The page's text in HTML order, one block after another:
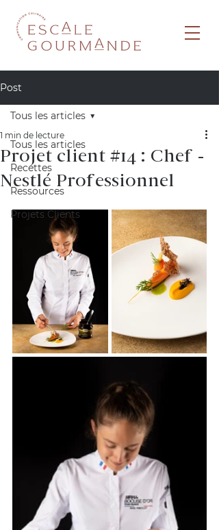
Post
Tous les articles
Recettes
Ressources
Projets Clients
Tous les articles
Projet client #14 : Chef -
Nestlé Professionnel
1 min de lecture